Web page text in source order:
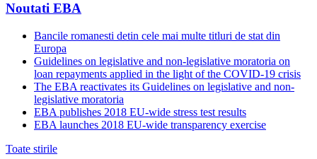
Noutati EBA
Bancile romanesti detin cele mai multe titluri de stat din
Europa
Guidelines on legislative and non-legislative moratoria on
loan repayments applied in the light of the COVID-19 crisis
The EBA reactivates its Guidelines on legislative and non-
legislative moratoria
EBA publishes 2018 EU-wide stress test results
EBA launches 2018 EU-wide transparency exercise
Toate stirile